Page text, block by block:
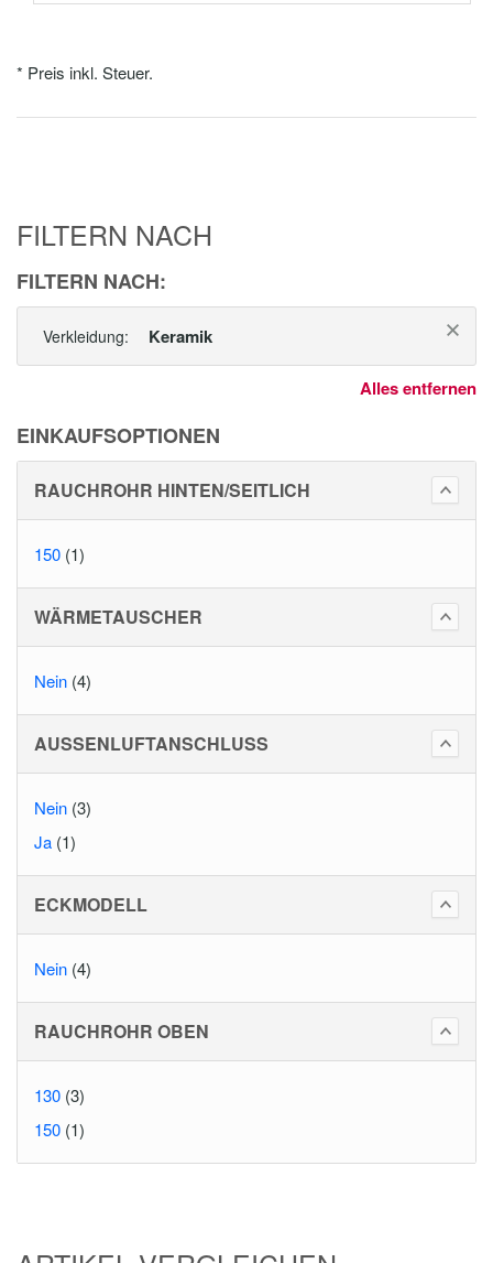
* Preis inkl. Steuer.
FILTERN NACH
FILTERN NACH:
Verkleidung: Keramik
Alles entfernen
EINKAUFSOPTIONEN
RAUCHROHR HINTEN/SEITLICH
150 (1)
WÄRMETAUSCHER
Nein (4)
AUSSENLUFTANSCHLUSS
Nein (3)
Ja (1)
ECKMODELL
Nein (4)
RAUCHROHR OBEN
130 (3)
150 (1)